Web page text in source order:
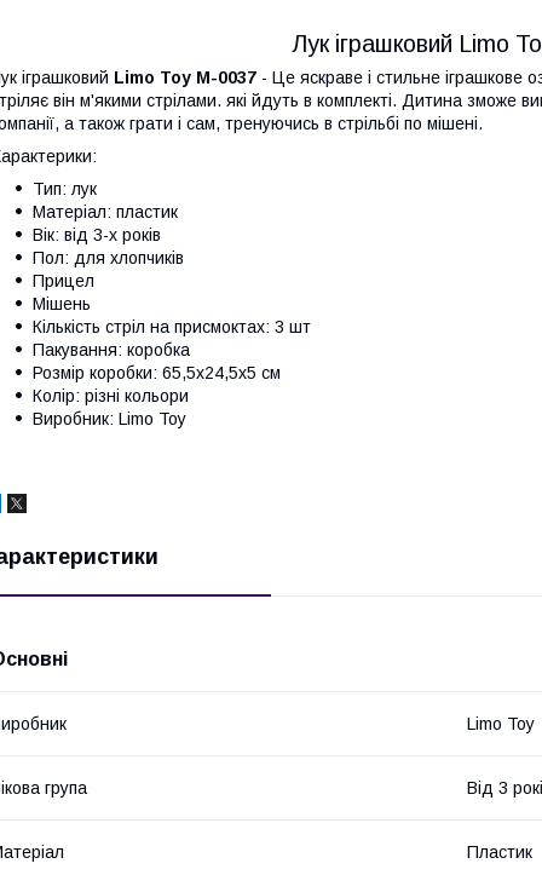
Лук іграшковий Limo
іграшковий Limo Toy M-0037 - Це яскраве і стильне іграшкове
він м'якими стрілами. які йдуть в комплекті. Дитина зможе
а також грати і сам, тренуючись в стрільбі по мішені.
Тип: лук
Матеріал: пластик
Вік: від 3-х років
Пол: для хлопчиків
Прицел
Мішень
Кількість стріл на присмоктах: 3 шт
Пакування: коробка
Розмір коробки: 65,5х24,5х5 см
Колір: різні кольори
Виробник: Limo Toy
Limo Toy
група Від 3
Пластик